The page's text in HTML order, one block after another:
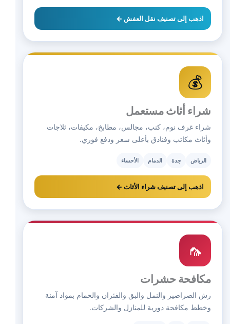
اذهب إلى تصنيف نقل العفش ←
💰
شراء أثاث مستعمل
شراء غرف نوم، كنب، مجالس، مطابخ، مكيفات، ثلاجات
وأثاث مكاتب وفنادق بأعلى سعر ودفع فوري.
الرياض جدة الدمام الأحساء
اذهب إلى تصنيف شراء الأثاث ←
🦟
مكافحة حشرات
رش الصراصير والنمل والبق والفئران والحمام بمواد آمنة
وخطط مكافحة دورية للمنازل والشركات.